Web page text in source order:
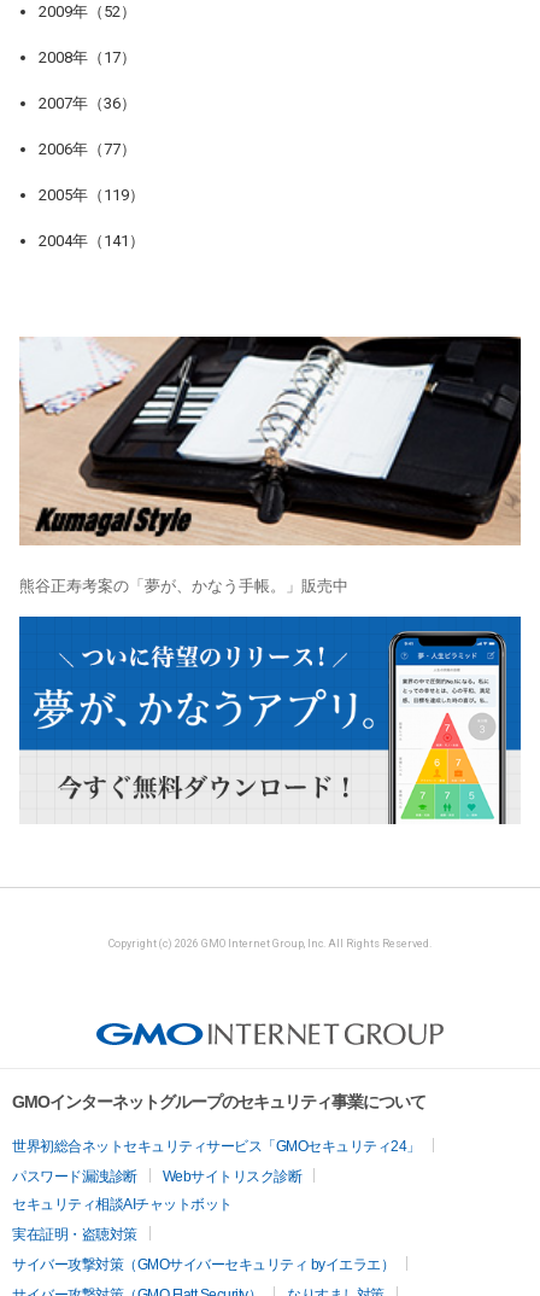
2009年（52）
2008年（17）
2007年（36）
2006年（77）
2005年（119）
2004年（141）
熊谷正寿考案の「夢が、かなう手帳。」販売中
Copyright (c) 2026 GMO Internet Group, Inc. All Rights Reserved.
GMOインターネットグループのセキュリティ事業について
世界初総合ネットセキュリティサービス「GMOセキュリティ24」
パスワード漏洩診断
Webサイトリスク診断
セキュリティ相談AIチャットボット
実在証明・盗聴対策
サイバー攻撃対策（GMOサイバーセキュリティ byイエラエ）